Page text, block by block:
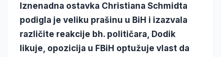
Iznenadna ostavka Christiana Schmidta
podigla je veliku prašinu u BiH i izazvala
različite reakcije bh. političara, Dodik
likuje, opozicija u FBiH optužuje vlast da